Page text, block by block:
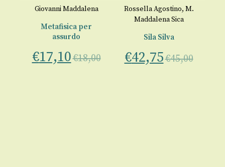
Giovanni Maddalena
Metafisica per
assurdo
€17,10€18,00
Rossella Agostino, M.
Maddalena Sica
Sila Silva
€42,75€45,00